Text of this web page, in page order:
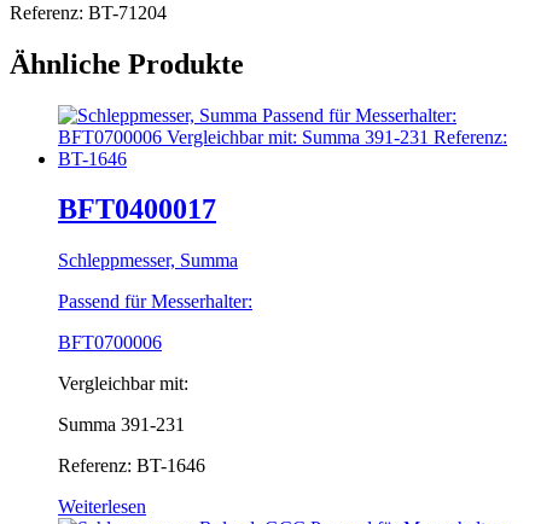
Referenz: BT-71204
Ähnliche Produkte
BFT0400017
Schleppmesser, Summa
Passend für Messerhalter:
BFT0700006
Vergleichbar mit:
Summa 391-231
Referenz: BT-1646
Weiterlesen